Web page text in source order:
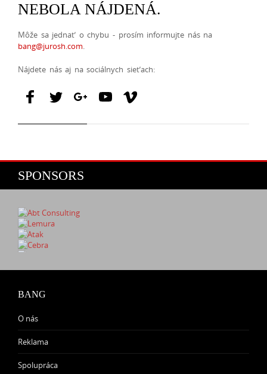
NEBOLA NÁJDENÁ.
Môže sa jednať o chybu - prosím informujte nás na
bang@jurosh.com.
Nájdete nás aj na sociálnych sieťach:
SPONSORS
BANG
O nás
Reklama
Spolupráca